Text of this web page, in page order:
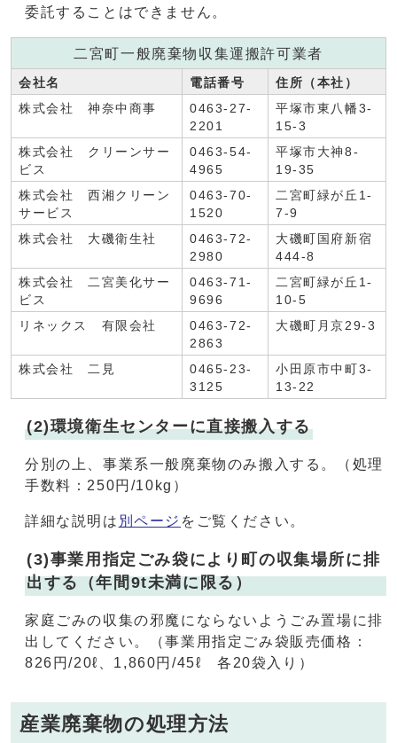
委託することはできません。
二宮町一般廃棄物収集運搬許可業者
会社名 電話番号
住所（本社）
株式会社 神奈中商事
0463-27-
2201
平塚市東八幡3-
15-3
株式会社 クリーンサー
ビス
0463-54-
4965
平塚市大神8-
19-35
株式会社 西湘クリーン
サービス
0463-70-
1520
二宮町緑が丘1-
7-9
株式会社 大磯衛生社
0463-72-
2980
大磯町国府新宿
444-8
株式会社 二宮美化サー
ビス
0463-71-
9696
二宮町緑が丘1-
10-5
リネックス 有限会社
0463-72-
2863
大磯町月京29-3
株式会社 二見
0465-23-
3125
小田原市中町3-
13-22
(2)環境衛生センターに直接搬入する
分別の上、事業系一般廃棄物のみ搬入する。（処理
手数料：250円/10kg）
詳細な説明は 別ページ をご覧ください。
(3)事業用指定ごみ袋により町の収集場所に排
出する（年間9t未満に限る）
家庭ごみの収集の邪魔にならないようごみ置場に排
出してください。（事業用指定ごみ袋販売価格：
826円/20ℓ、1,860円/45ℓ 各20袋入り）
産業廃棄物の処理方法